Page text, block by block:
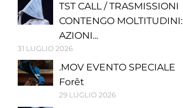
TST CALL / TRASMISSIONI
CONTENGO MOLTITUDINI:
AZIONI...
31 LUGLIO 2026
.MOV EVENTO SPECIALE
Forêt
29 LUGLIO 2026